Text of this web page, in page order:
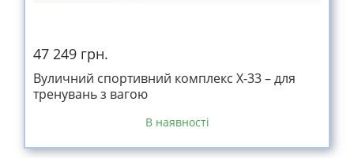
47 249 грн.
Вуличний спортивний комплекс Х-33 – для
тренувань з вагою
В наявності